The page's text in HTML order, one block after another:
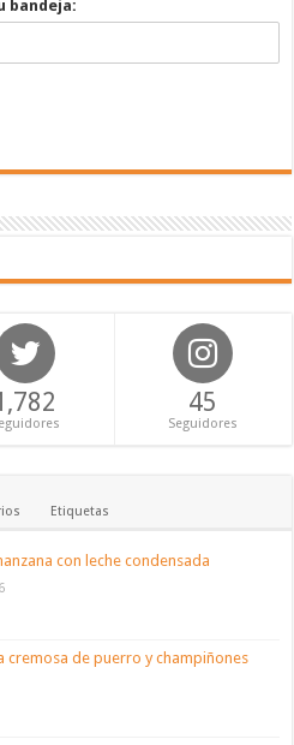
bandeja:
45
Seguidores
Etiquetas
con leche condensada
cremosa de puerro y champiñones